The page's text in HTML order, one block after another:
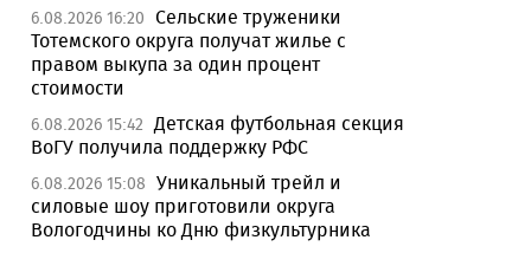
6.08.2026 16:20 Сельские труженики
Тотемского округа получат жилье с
правом выкупа за один процент
стоимости
6.08.2026 15:42 Детская футбольная секция
ВоГУ получила поддержку РФС
6.08.2026 15:08 Уникальный трейл и
силовые шоу приготовили округа
Вологодчины ко Дню физкультурника